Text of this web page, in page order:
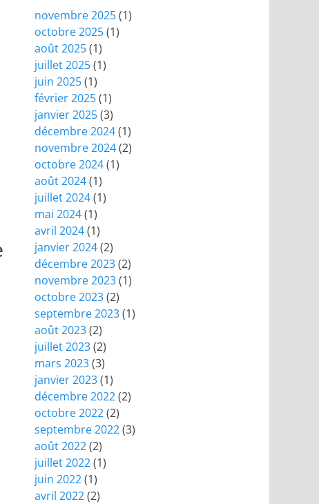
novembre 2025(1)
octobre 2025(1)
août 2025(1)
juillet 2025(1)
juin 2025(1)
février 2025(1)
janvier 2025(3)
décembre 2024(1)
novembre 2024(2)
octobre 2024(1)
août 2024(1)
juillet 2024(1)
mai 2024(1)
avril 2024(1)
janvier 2024(2)
décembre 2023(2)
novembre 2023(1)
octobre 2023(2)
septembre 2023(1)
août 2023(2)
juillet 2023(2)
mars 2023(3)
janvier 2023(1)
décembre 2022(2)
octobre 2022(2)
septembre 2022(3)
août 2022(2)
juillet 2022(1)
juin 2022(1)
avril 2022(2)